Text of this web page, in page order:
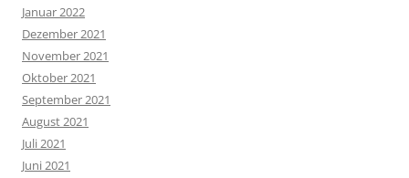
Januar 2022
Dezember 2021
November 2021
Oktober 2021
September 2021
August 2021
Juli 2021
Juni 2021